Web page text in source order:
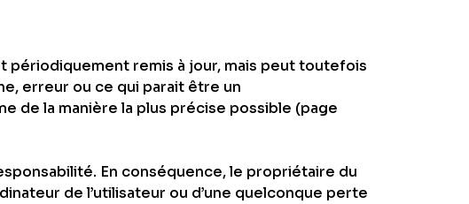
périodiquement remis à jour, mais peut toutefois
erreur ou ce qui parait être un
de la manière la plus précise possible (page
En conséquence, le propriétaire du
de l’utilisateur ou d’une quelconque perte